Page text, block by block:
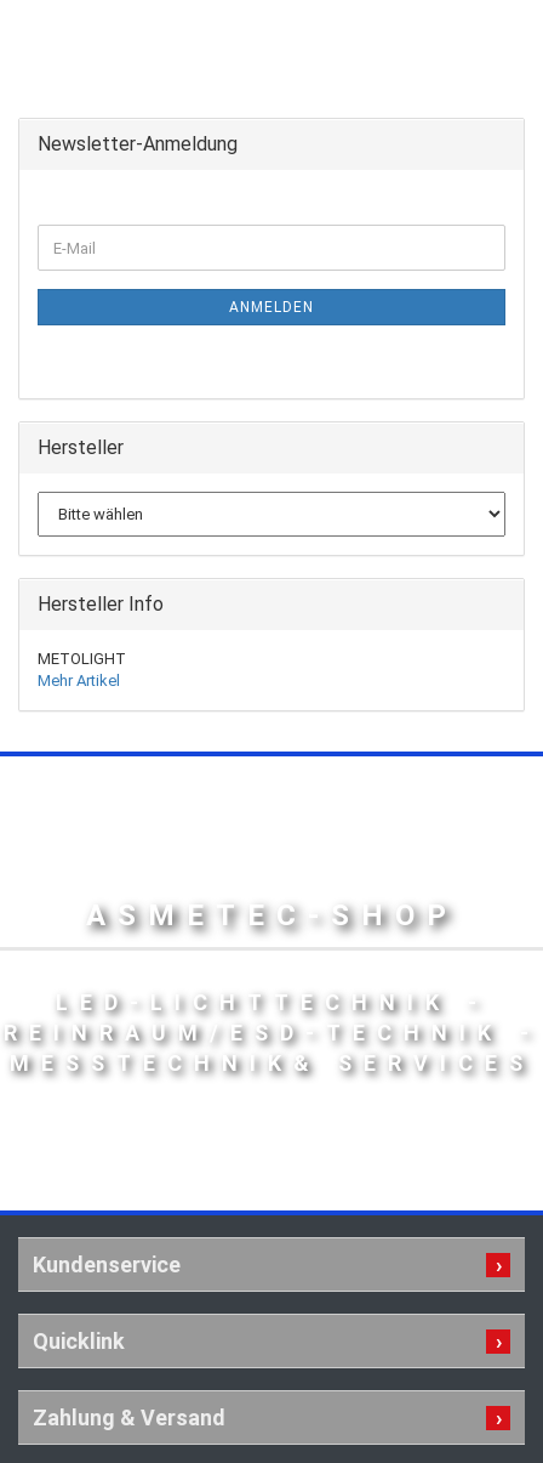
Newsletter-Anmeldung
ANMELDEN
Hersteller
Hersteller Info
METOLIGHT
Mehr Artikel
ASMETEC-SHOP
LED-LICHTTECHNIK -
REINRAUM/ESD-TECHNIK -
MESSTECHNIK& SERVICES
Kundenservice
Quicklink
Zahlung & Versand